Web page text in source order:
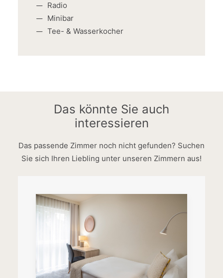
Radio
Minibar
Tee- & Wasserkocher
Das könnte Sie auch
interessieren
Das passende Zimmer noch nicht gefunden? Suchen
Sie sich Ihren Liebling unter unseren Zimmern aus!